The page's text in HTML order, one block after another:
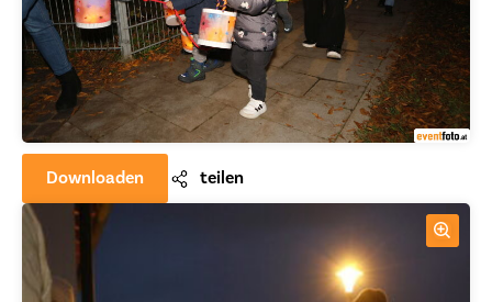
Downloaden teilen